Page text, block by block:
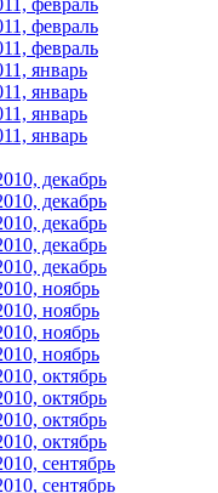
февраль
февраль
январь
январь
январь
январь
декабрь
декабрь
декабрь
декабрь
декабрь
ноябрь
ноябрь
ноябрь
ноябрь
октябрь
октябрь
октябрь
октябрь
сентябрь
сентябрь